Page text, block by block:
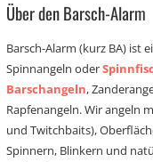
Über den Barsch-Alarm
Barsch-Alarm (kurz BA) ist
Spinnangeln oder
Barschangeln,
Rapfenangeln. Wir angeln
und Twitchbaits),
Spinnern, Blinkern und